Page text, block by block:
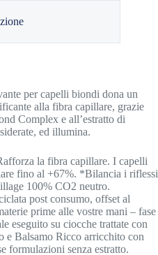
per capelli biondi dona un
alla fibra capillare, grazie
Complex e all’estratto di
ed illumina.
la fibra capillare. I capelli
fino al +67%. *Bilancia i riflessi
100% CO2 neutro.
post consumo, offset al
prime alle vostre mani – fase
eseguito su ciocche trattate con
e Balsamo Ricco arricchito con
formulazioni senza estratto.